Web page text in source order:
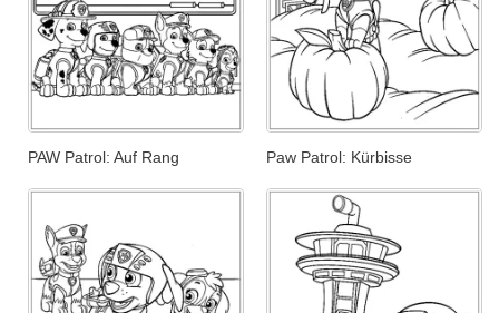
PAW Patrol: Auf Rang Paw Patrol: Kürbisse